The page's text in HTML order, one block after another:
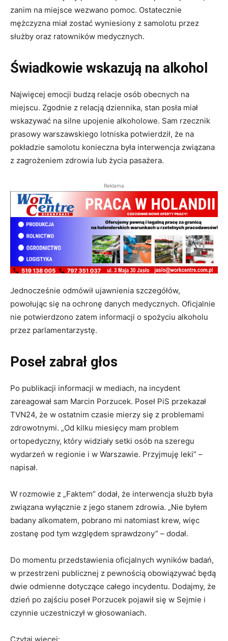
zanim na miejsce wezwano pomoc. Ostatecznie
mężczyzna miał zostać wyniesiony z samolotu przez
służby oraz ratowników medycznych.
Świadkowie wskazują na alkohol
Najwięcej emocji budzą relacje osób obecnych na
miejscu. Zgodnie z relacją dziennika, stan posła miał
wskazywać na silne upojenie alkoholowe. Sam rzecznik
prasowy warszawskiego lotniska potwierdził, że na
pokładzie samolotu konieczna była interwencja związana
z zagrożeniem zdrowia lub życia pasażera.
Reklama
Jednocześnie odmówił ujawnienia szczegółów,
powołując się na ochronę danych medycznych. Oficjalnie
nie potwierdzono zatem informacji o spożyciu alkoholu
przez parlamentarzystę.
Poseł zabrał głos
Po publikacji informacji w mediach, na incydent
zareagował sam Marcin Porzucek. Poseł PiS przekazał
TVN24, że w ostatnim czasie mierzy się z problemami
zdrowotnymi. „Od kilku miesięcy mam problem
ortopedyczny, który widziały setki osób na szeregu
wydarzeń w regionie i w Warszawie. Przyjmuję leki” –
napisał.
W rozmowie z „Faktem” dodał, że interwencja służb była
związana wyłącznie z jego stanem zdrowia. „Nie byłem
badany alkomatem, pobrano mi natomiast krew, więc
zostanę pod tym względem sprawdzony” – dodał.
Do momentu przedstawienia oficjalnych wyników badań,
w przestrzeni publicznej z pewnością obowiązywać będą
dwie odmienne dotyczące całego incydentu. Dodajmy, że
dzień po zajściu poseł Porzucek pojawił się w Sejmie i
czynnie uczestniczył w głosowaniach.